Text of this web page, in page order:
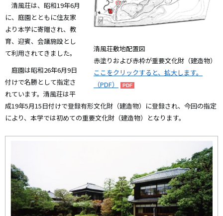
清風荘敷地配置図
赤塗りおよび赤枠が重要文化財（建造物）
ここをクリックすると、拡大します。
（PDF）
清風荘は、昭和19年6月
に、庭園とともに住友家
より本学に寄贈され、教
育、迎賓、会議施設とし
て利用されてきました。
庭園は昭和26年6月9日
付けで名勝として指定さ
れています。清風荘は平
成19年5月15日付けで登録有形文化財（建造物）に登録され、今回の指定
により、本学では初めての重要文化財（建造物）となります。